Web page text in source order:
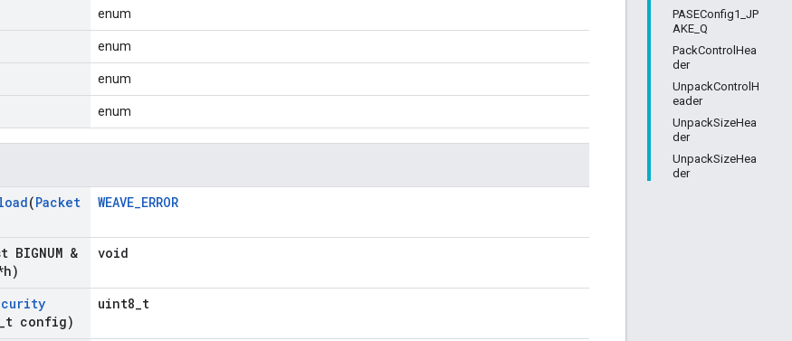
PASEConfig1_JP
AKE_Q
PackControlHea
der
UnpackControlH
eader
UnpackSizeHea
der
UnpackSizeHea
der
enum
enum
enum
enum
(Packet
WEAVE_ERROR
BIGNUM &
void
t config)
uint8_t